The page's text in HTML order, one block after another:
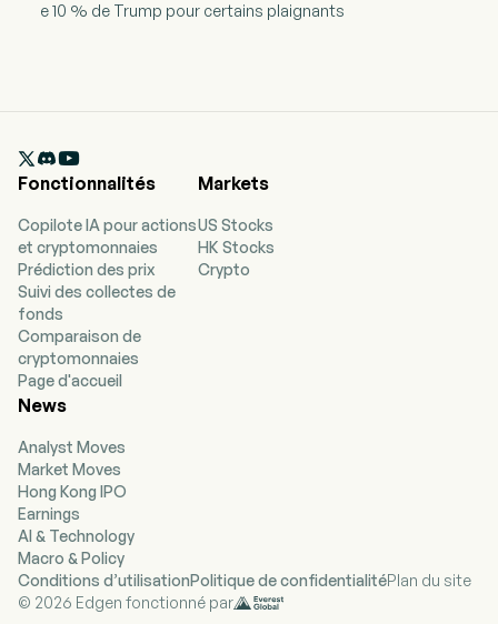
e 10 % de Trump pour certains plaignants

Fonctionnalités
Copilote IA pour actions
et cryptomonnaies
Prédiction des prix
Suivi des collectes de
fonds
Comparaison de
cryptomonnaies
Page d'accueil
Markets
US Stocks
HK Stocks
Crypto
News
Analyst Moves
Market Moves
Hong Kong IPO
Earnings
AI & Technology
Macro & Policy
Conditions d’utilisationPolitique de confidentialitéPlan du site
© 2026 Edgen fonctionné par